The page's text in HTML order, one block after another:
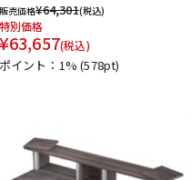
販売価格¥64,301(税込)
特別価格
¥63,657(税込)
ポイント：1%(578pt)